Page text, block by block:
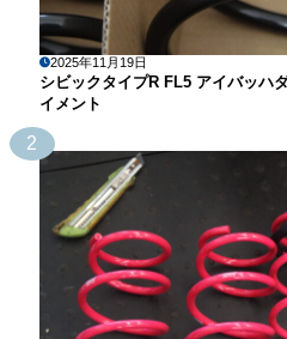
2025年11月19日
シビックタイプR FL5 アイバッハ
イメント
2